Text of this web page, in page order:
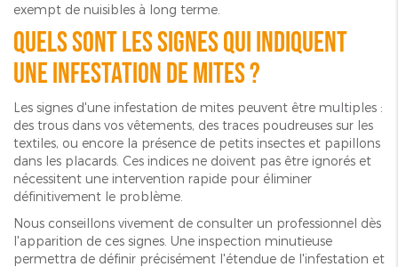
exempt de nuisibles à long terme.
Quels sont les signes qui indiquent
une infestation de mites ?
Les signes d'une infestation de mites peuvent être multiples :
des trous dans vos vêtements, des traces poudreuses sur les
textiles, ou encore la présence de petits insectes et papillons
dans les placards. Ces indices ne doivent pas être ignorés et
nécessitent une intervention rapide pour éliminer
définitivement le problème.
Nous conseillons vivement de consulter un professionnel dès
l'apparition de ces signes. Une inspection minutieuse
permettra de définir précisément l'étendue de l'infestation et